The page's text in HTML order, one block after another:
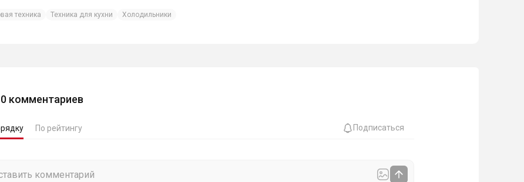
техника Техника для кухни Холодильники
0 комментариев
По рейтингу Подписаться